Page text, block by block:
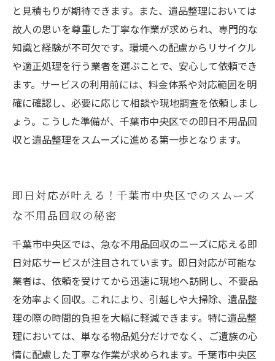
と見積もりが期待できます。また、遺品整理においては
故人の思いを尊重した丁寧な作業が求められ、専門的な
知識と経験が不可欠です。環境への配慮からリサイクル
や適正処理を行う業者を選ぶことで、安心して依頼でき
ます。サービスの利用前には、料金体系や対応範囲を明
確に確認し、必要に応じて相談や現地調査を依頼しまし
ょう。こうした準備が、千葉市中央区での即日不用品回
収と遺品整理をスムーズに進める第一歩となります。
即日対応が叶える！千葉市中央区でのスムーズ
な不用品回収の秘密
千葉市中央区では、急な不用品回収のニーズに応える即
日対応サービスが注目されています。即日対応が可能な
業者は、依頼を受けてから迅速に現地へ訪問し、不要品
を効率よく回収。これにより、引越しや大掃除、遺品整
理の際の時間的負担を大幅に軽減できます。特に遺品整
理においては、単なる物品処分だけでなく、ご遺族の心
情に配慮した丁寧な作業が求められます。千葉市中央区